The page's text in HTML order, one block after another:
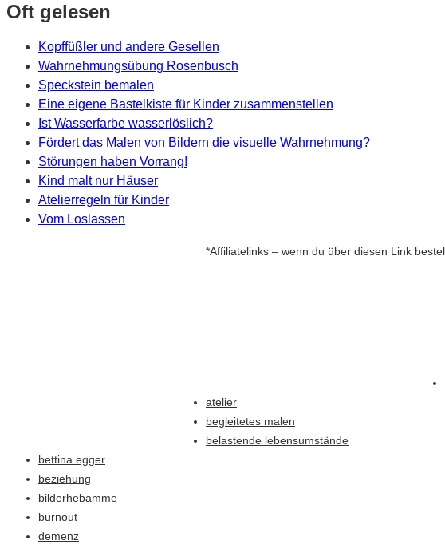
Oft gelesen
Kopffüßler und andere Gesellen
Wahrnehmungsübung Rosenbusch
Speckstein bemalen
Eine eigene Bastelkiste für Kinder zusammenstellen
Ist Wasserfarbe wasserlöslich?
Fördert das Malen von Bildern die visuelle Wahrnehmung?
Störungen haben Vorrang!
Kind malt nur Häuser
Atelierregeln für Kinder
Vom Loslassen
*Affiliatelinks – wenn du über diesen Link
atelier
begleitetes malen
belastende lebensumstände
bettina egger
beziehung
bilderhebamme
burnout
demenz